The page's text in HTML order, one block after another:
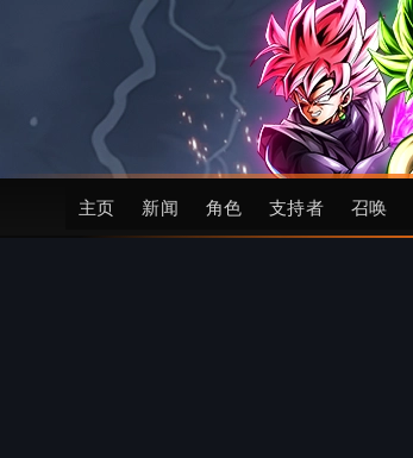
主页 新闻 角色 支持者 召唤